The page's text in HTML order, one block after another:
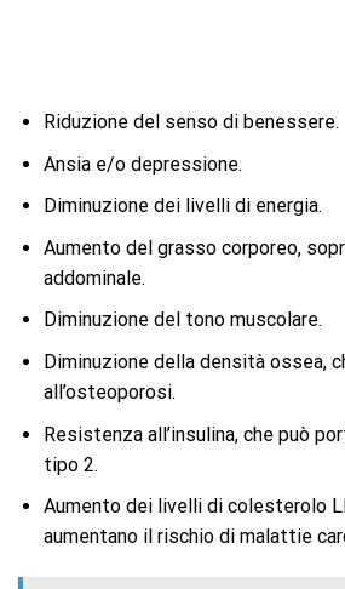
Riduzione del senso di benessere.
Ansia e/o depressione.
Diminuzione dei livelli di energia.
Aumento del grasso corporeo,
addominale.
Diminuzione del tono muscolare.
Diminuzione della densità ossea,
all’osteoporosi.
Resistenza all’insulina, che può
tipo 2.
Aumento dei livelli di colesterolo
aumentano il rischio di malattie